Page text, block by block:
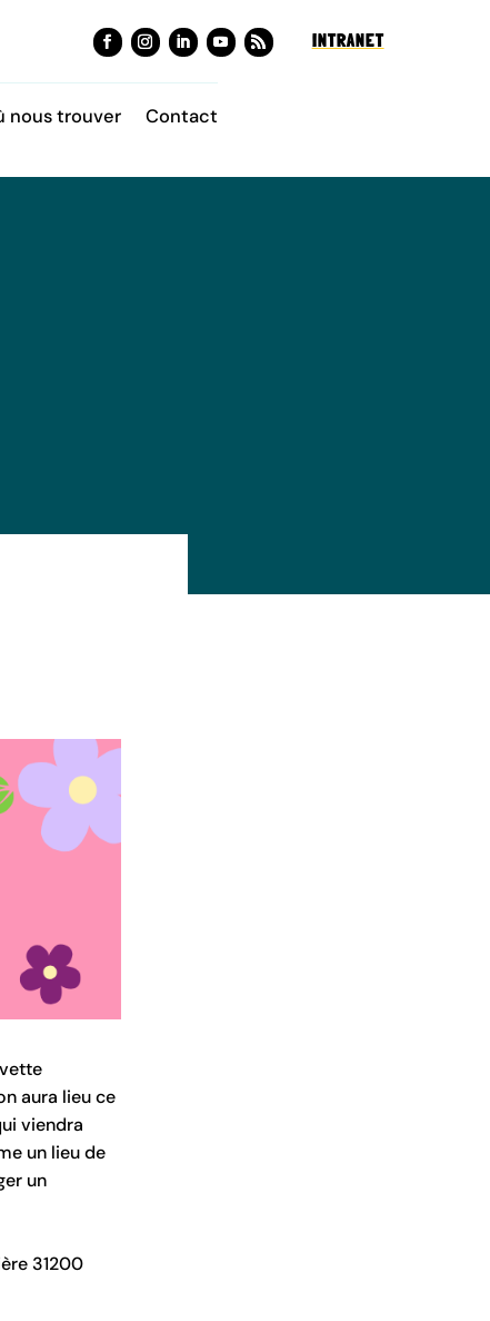
INTRANET
nous trouver Contact
aura lieu ce
viendra
un lieu de
un
31200